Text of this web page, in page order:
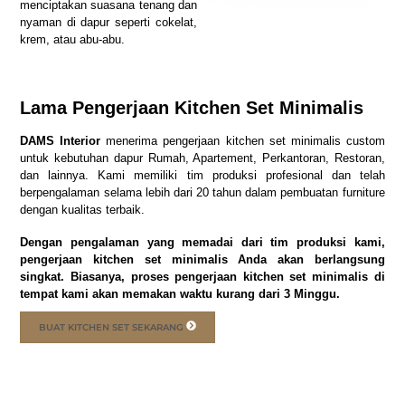
menciptakan suasana tenang dan
nyaman di dapur seperti cokelat,
krem, atau abu-abu.
Lama Pengerjaan Kitchen Set Minimalis
DAMS Interior menerima pengerjaan kitchen set minimalis custom
untuk kebutuhan dapur Rumah, Apartement, Perkantoran, Restoran,
dan lainnya. Kami memiliki tim produksi profesional dan telah
berpengalaman selama lebih dari 20 tahun dalam pembuatan furniture
dengan kualitas terbaik.
Dengan pengalaman yang memadai dari tim produksi kami,
pengerjaan kitchen set minimalis Anda akan berlangsung
singkat. Biasanya, proses pengerjaan kitchen set minimalis di
tempat kami akan memakan waktu kurang dari 3 Minggu.
BUAT KITCHEN SET SEKARANG